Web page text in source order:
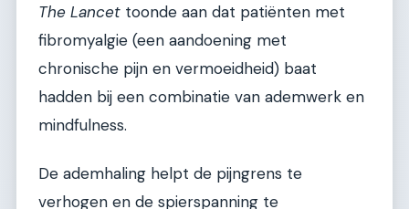
The Lancet toonde aan dat patiënten met
fibromyalgie (een aandoening met
chronische pijn en vermoeidheid) baat
hadden bij een combinatie van ademwerk en
mindfulness.
De ademhaling helpt de pijngrens te
verhogen en de spierspanning te